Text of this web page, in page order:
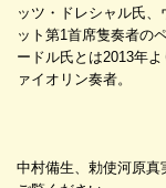
ッツ・ドレシャル氏
ット第1首席隻奏者の
ードル氏とは2013年
ァイオリン奏者。
中村備生、勅使河原真